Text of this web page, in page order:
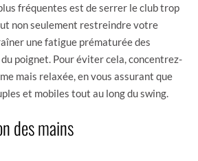
fréquentes est de serrer le club trop
non seulement restreindre votre
une fatigue prématurée des
poignet. Pour éviter cela, concentrez-
mais relaxée, en vous assurant que
et mobiles tout au long du swing.
des mains